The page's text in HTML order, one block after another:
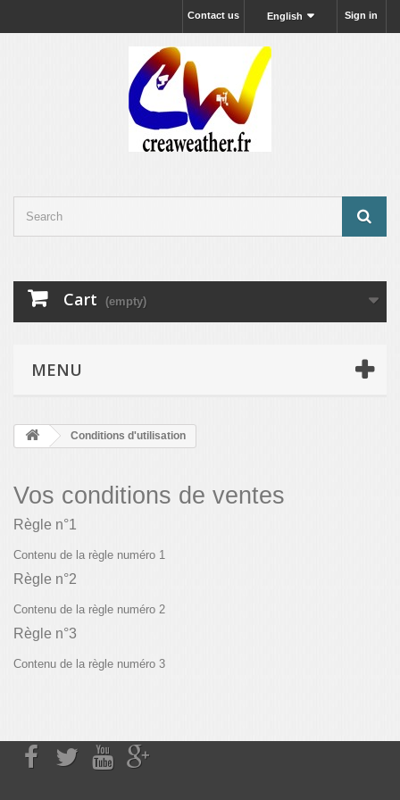
Sign in
English
Contact us
Cart (empty)
MENU
Conditions d'utilisation
Vos conditions de ventes
Règle n°1
Contenu de la règle numéro 1
Règle n°2
Contenu de la règle numéro 2
Règle n°3
Contenu de la règle numéro 3